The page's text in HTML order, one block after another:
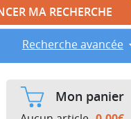
Recherche avancée
Mon panier